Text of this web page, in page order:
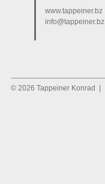
www.tappeiner.bz
info@tappeiner.bz
© 2026 Tappeiner Konrad